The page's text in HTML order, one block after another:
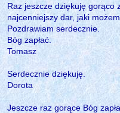
Raz jeszcze dziękuję gorąco
najcenniejszy dar, jaki
Pozdrawiam serdecznie.
Bóg zapłać.
Tomasz
Serdecznie dziękuję.
Dorota
Jeszcze raz gorące Bóg